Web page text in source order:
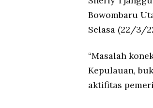
Bowombaru
Selasa (22/3/
“Masalah
Kepulauan,
aktifitas